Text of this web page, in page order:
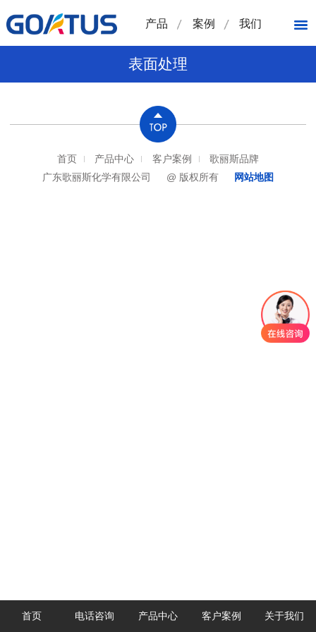
产品 案例 我们
表面处理
首页 产品中心 客户案例
歌丽斯品牌
广东歌丽斯化学有限公司
@ 版权所有 网站地图
首页 电话咨询 产品中心 客户案例 关于我们